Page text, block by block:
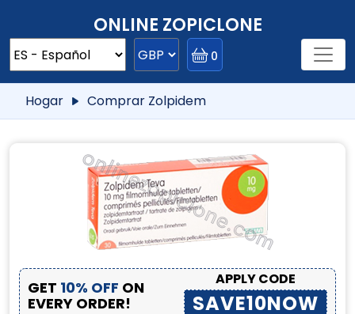
ONLINE ZOPICLONE
0
Hogar Comprar Zolpidem
GET 10% OFF ON
EVERY ORDER!
APPLY CODE
SAVE10NOW